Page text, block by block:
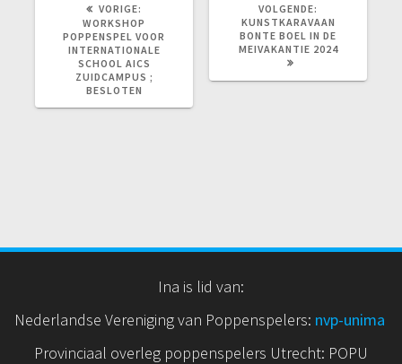
VORIGE:
BERICHT:
WORKSHOP
POPPENSPEL VOOR
INTERNATIONALE
SCHOOL AICS
ZUIDCAMPUS ;
BESLOTEN
VOLGENDE:
BERICHT:
KUNSTKARAVAAN
BONTE BOEL IN DE
MEIVAKANTIE 2024
Ina is lid van:
Nederlandse Vereniging van Poppenspelers: nvp-unima
Provinciaal overleg poppenspelers Utrecht: POPU